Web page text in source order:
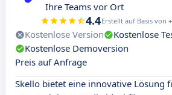
Ihre Teams vor Ort
4.4Erstellt auf Basis von
Kostenlose Version
Kostenlose
Kostenlose Demoversion
Preis auf Anfrage
Skello bietet eine innovative Lösung